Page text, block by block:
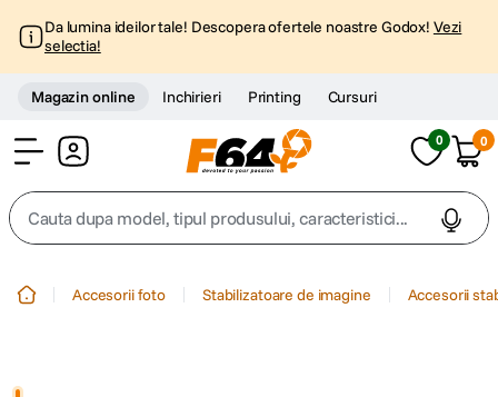
Da lumina ideilor tale! Descopera ofertele noastre Godox! Vezi
selectia!
Magazin online Inchirieri Printing Cursuri
0 0
Cauta dupa model, tipul produsului, caracteristici...
Accesorii foto Stabilizatoare de imagine Accesorii